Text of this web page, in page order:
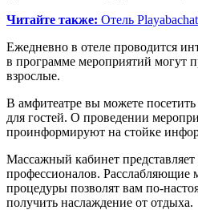
Читайте также: Отель
Ежедневно в отеле проводится
в программе мероприятий могут
взрослые.
В амфитеатре вы можете посетить
для гостей. О проведении
проинформируют на стойке
Массажный кабинет
профессионалов. Расслабляющие
процедуры позволят вам по-
получить наслаждение от отдыха.